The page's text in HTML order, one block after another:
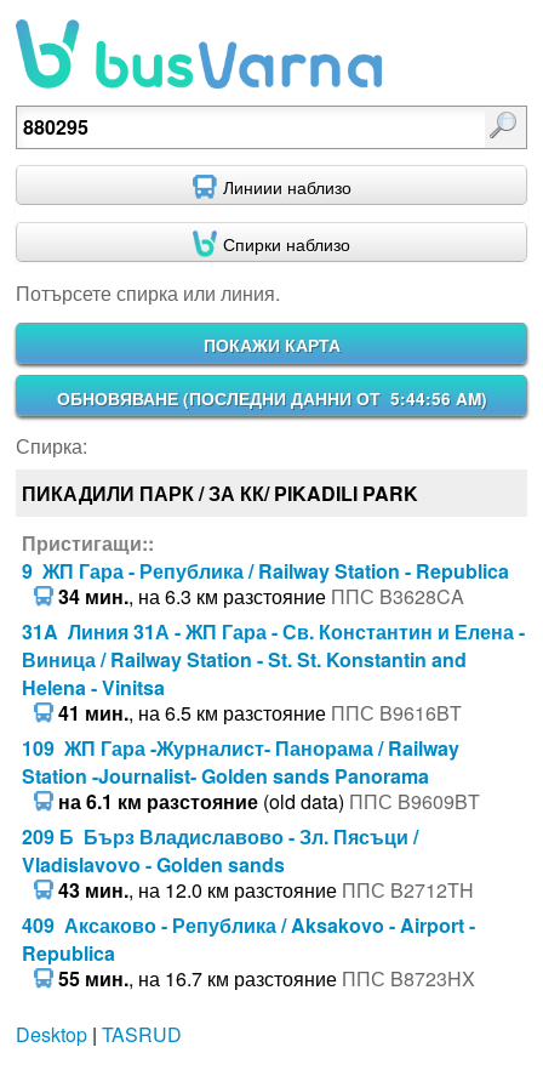
Потърсете спирка или линия.
Линиии наблизо
Спирки наблизо
Потърсете спирка или линия.
ПОКАЖИ КАРТА
ОБНОВЯВАНЕ (ПОСЛЕДНИ ДАННИ ОТ 5:44:56 AM)
Спирка:
ПИКАДИЛИ ПАРК / ЗА КК/ PIKADILI PARK
Пристигащи::
9 ЖП Гара - Република / Railway Station - Republica
34 мин., на 6.3 км разстояние ППС B3628CA
31A Линия 31А - ЖП Гара - Св. Константин и Елена -
Виница / Railway Station - St. St. Konstantin and
Helena - Vinitsa
41 мин., на 6.5 км разстояние ППС B9616BT
109 ЖП Гара -Журналист- Панорама / Railway
Station -Journalist- Golden sands Panorama
на 6.1 км разстояние(old data) ППС B9609BT
209 Б Бърз Владиславово - Зл. Пясъци /
Vladislavovo - Golden sands
43 мин., на 12.0 км разстояние ППС B2712TH
409 Аксаково - Република / Aksakovo - Airport -
Republica
55 мин., на 16.7 км разстояние ППС B8723HX
Desktop| TASRUD